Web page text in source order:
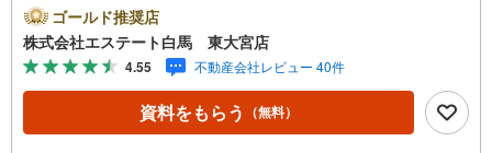
築・リフォーム・資金計画のプロが、より良いご提案をい
たします。～人気のリモート見学・リモート相談サービス
～・小さいお子様や家事で外出できない、天気が悪く外出
したくない時・LINEやZOOMなど無料のアプリですぐにご
利用いただけます・リモート見学はスタッフがご興味ある
物件の現地から映像をお届けします・写真では伝わりにく
ゴールド推奨店
株式会社エステート白馬 東大宮店
4.55 不動産会社レビュー 40件
資料をもらう （無料）